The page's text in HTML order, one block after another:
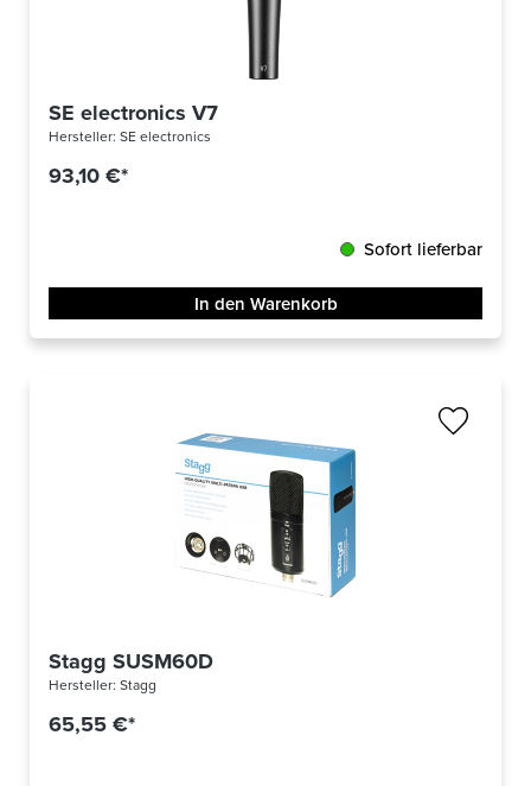
SE electronics V7
Hersteller: SE electronics
93,10 €*
Sofort lieferbar
In den Warenkorb
Stagg SUSM60D
Hersteller: Stagg
65,55 €*